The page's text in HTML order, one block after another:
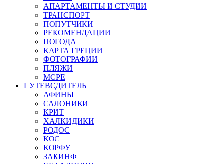
АПАРТАМЕНТЫ И СТУДИИ
ТРАНСПОРТ
ПОПУТЧИКИ
РЕКОМЕНДАЦИИ
ПОГОДА
КАРТА ГРЕЦИИ
ФОТОГРАФИИ
ПЛЯЖИ
МОРЕ
ПУТЕВОДИТЕЛЬ
АФИНЫ
САЛОНИКИ
КРИТ
ХАЛКИДИКИ
РОДОС
КОС
КОРФУ
ЗАКИНФ